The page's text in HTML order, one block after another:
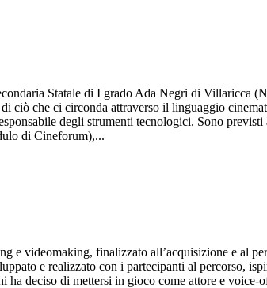
Statale di I grado Ada Negri di Villaricca
ciò che ci circonda attraverso il linguaggio
degli strumenti tecnologici. Sono
di Cineforum),...
e videomaking, finalizzato all’acquisizione e al
e realizzato con i partecipanti al percorso,
deciso di mettersi in gioco come attore e